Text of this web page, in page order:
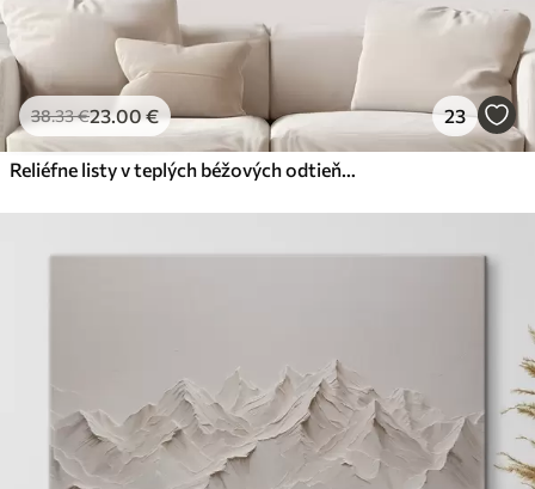
38.33€23.00€ 23
Reliéfne listy v teplých béžových odtieňoch